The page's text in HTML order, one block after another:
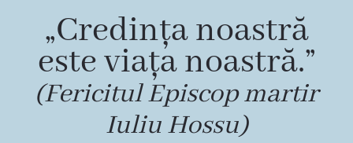
„Credința noastră
este viața noastră.”
(Fericitul Episcop martir
Iuliu Hossu)